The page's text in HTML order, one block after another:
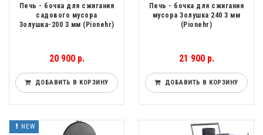
Печь - бочка для сжигания
садового мусора
Золушка-200 3 мм (Pionehr)
20 900 р.
ДОБАВИТЬ В КОРЗИНУ
Печь - бочка для сжигания
мусора Золушка 240 3 мм
(Pionehr)
21 900 р.
ДОБАВИТЬ В КОРЗИНУ
NEW